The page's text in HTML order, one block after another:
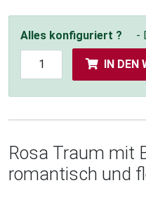
Alles konfiguriert ? -
IN DEN
Rosa Traum mit
romantisch und